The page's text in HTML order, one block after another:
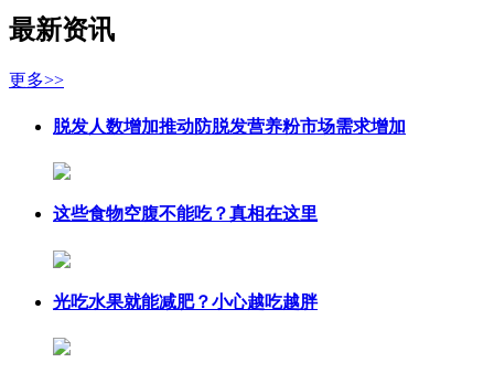
最新资讯
更多>>
脱发人数增加推动防脱发营养粉市场需求增加
这些食物空腹不能吃？真相在这里
光吃水果就能减肥？小心越吃越胖